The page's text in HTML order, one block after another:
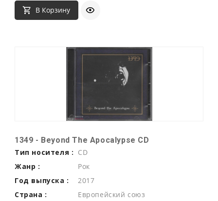
В Корзину
1349 - Beyond The Apocalypse CD
Тип носителя : CD
Жанр :
Рок
Год выпуска :
2017
Страна :
Европейский союз